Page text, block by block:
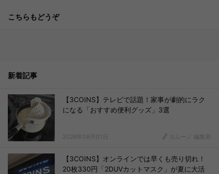
こちらもどうぞ
新着記事
【3COINS】テレビで話題！家事が劇的にラク
になる「おすすめ便利グッズ」3選
2026年08月01日 ヨムーノ 編集部
【3COINS】オンラインでは早くも売り切れ！
20枚330円「2DUVカットマスク」が夏に大活